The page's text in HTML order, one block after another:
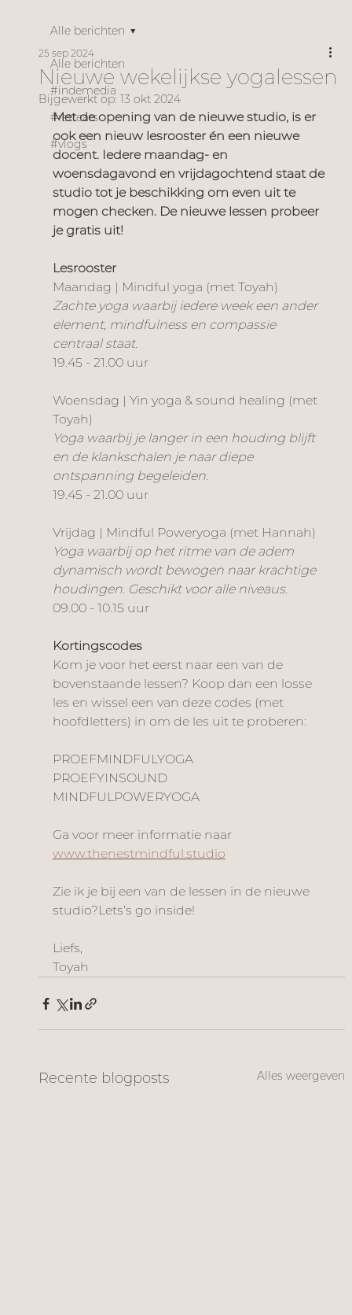
Alle berichten
#indemedia
#retreats
#vlogs
Alle berichten
Nieuwe wekelijkse yogalessen
25 sep 2024
Bijgewerkt op: 13 okt 2024
Met de opening van de nieuwe studio, is er
ook een nieuw lesrooster én een nieuwe
docent. Iedere maandag- en
woensdagavond en vrijdagochtend staat de
studio tot je beschikking om even uit te
mogen checken. De nieuwe lessen probeer
je gratis uit!
Lesrooster
Maandag | Mindful yoga (met Toyah)
Zachte yoga waarbij iedere week een ander
element, mindfulness en compassie
centraal staat.
19.45 - 21.00 uur
Woensdag | Yin yoga & sound healing (met
Toyah)
Yoga waarbij je langer in een houding blijft
en de klankschalen je naar diepe
ontspanning begeleiden.
19.45 - 21.00 uur
Vrijdag | Mindful Poweryoga (met Hannah)
Yoga waarbij op het ritme van de adem
dynamisch wordt bewogen naar krachtige
houdingen. Geschikt voor alle niveaus.
09.00 - 10.15 uur
Kortingscodes
Kom je voor het eerst naar een van de
bovenstaande lessen? Koop dan een losse
les en wissel een van deze codes (met
hoofdletters) in om de les uit te proberen:
PROEFMINDFULYOGA
PROEFYINSOUND
MINDFULPOWERYOGA
Ga voor meer informatie naar
www.thenestmindful.studio
Zie ik je bij een van de lessen in de nieuwe
studio?Lets’s go inside!
Liefs,
Toyah
Recente blogposts Alles weergeven